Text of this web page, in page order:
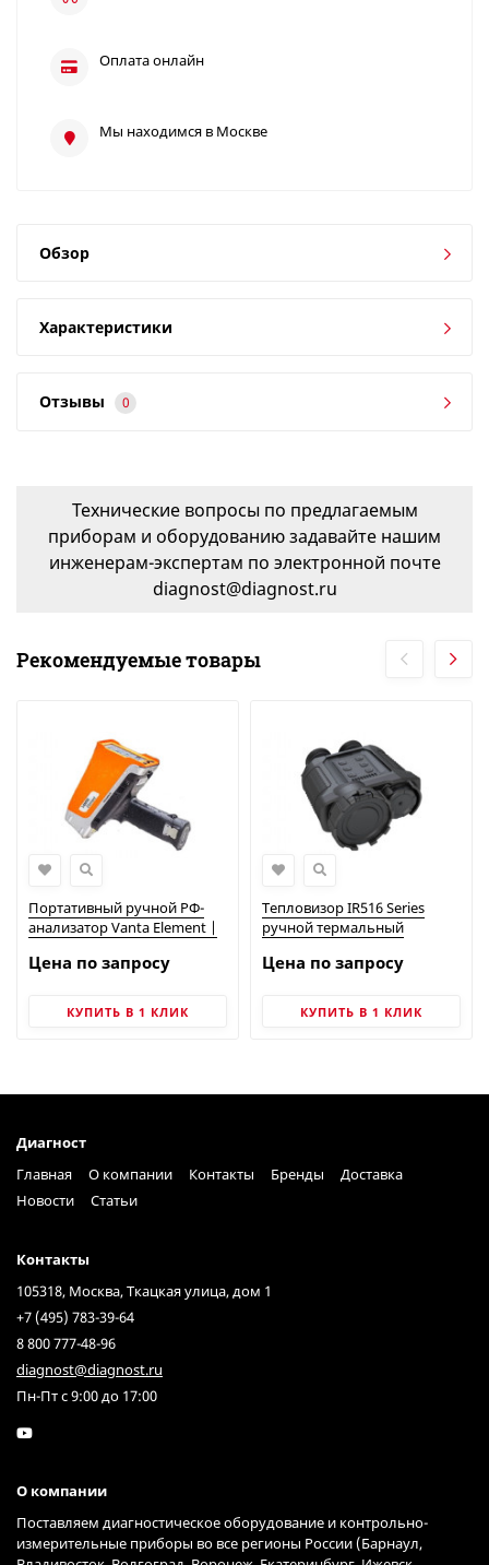
Оплата онлайн
Мы находимся в Москве
Обзор
Характеристики
Отзывы 0
Технические вопросы по предлагаемым
приборам и оборудованию задавайте нашим
инженерам-экспертам по электронной почте
diagnost@diagnost.ru
Рекомендуемые товары
Портативный ручной РФ-
анализатор Vanta Element |
Цена по запросу
КУПИТЬ В 1 КЛИК
Тепловизор IR516 Series
ручной термальный
тепловизоры
Цена по запросу
КУПИТЬ В 1 КЛИК
Диагност
Главная
О компании Контакты Бренды
Доставка
Новости
Статьи
Контакты
105318, Москва, Ткацкая улица, дом 1
+7 (495) 783-39-64
8 800 777-48-96
diagnost@diagnost.ru
Пн-Пт с 9:00 до 17:00
О компании
Поставляем диагностическое оборудование и контрольно-
измерительные приборы во все регионы России (Барнаул,